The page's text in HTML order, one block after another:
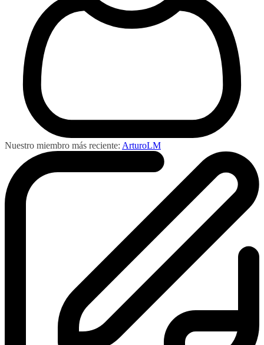
Nuestro miembro más reciente: ArturoLM